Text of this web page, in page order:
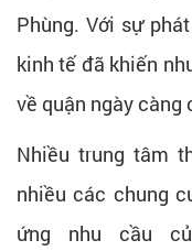
Phùng. Với sự
kinh tế đã khiến
về quận ngày càng
Nhiều trung tâm
nhiều các chung
ứng nhu cầu